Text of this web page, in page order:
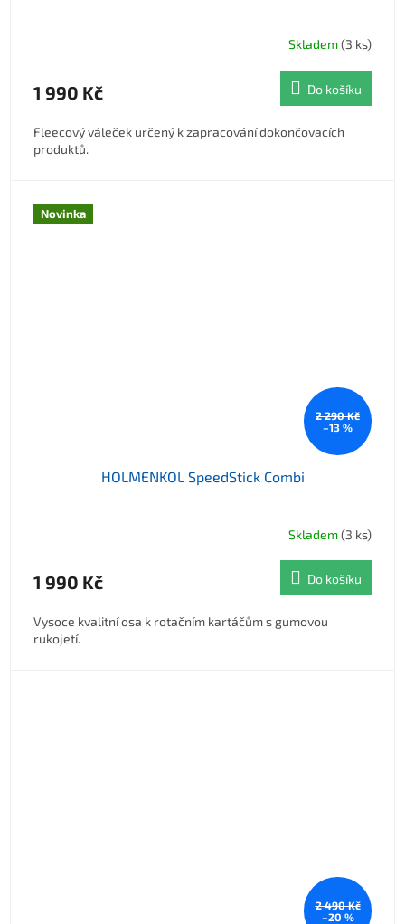
Skladem(3 ks)
1 990 Kč Do košíku
Fleecový váleček určený k zapracování dokončovacích
produktů.
Novinka
2 290 Kč
–13 %
HOLMENKOL SpeedStick Combi
Skladem(3 ks)
1 990 Kč Do košíku
Vysoce kvalitní osa k rotačním kartáčům s gumovou
rukojetí.
2 490 Kč
–20 %